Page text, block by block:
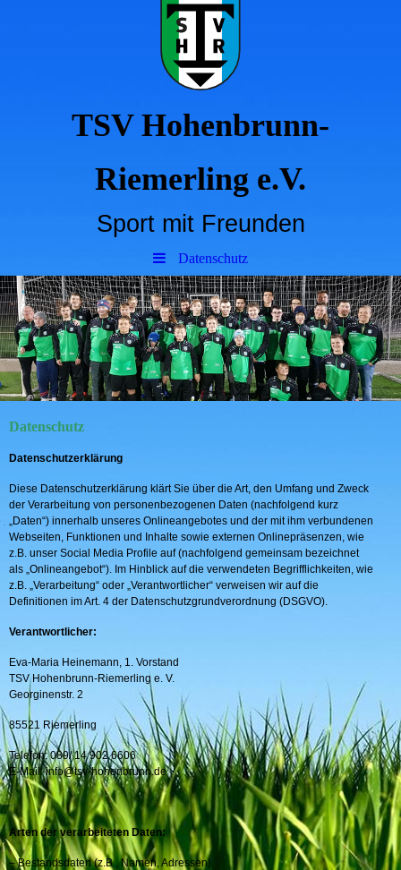
TSV Hohenbrunn-
Riemerling e.V.
Sport mit Freunden
Datenschutz
Datenschutz
Datenschutzerklärung
Diese Datenschutzerklärung klärt Sie über die Art, den Umfang und Zweck
der Verarbeitung von personenbezogenen Daten (nachfolgend kurz
„Daten“) innerhalb unseres Onlineangebotes und der mit ihm verbundenen
Webseiten, Funktionen und Inhalte sowie externen Onlinepräsenzen, wie
z.B. unser Social Media Profile auf (nachfolgend gemeinsam bezeichnet
als „Onlineangebot“). Im Hinblick auf die verwendeten Begrifflichkeiten, wie
z.B. „Verarbeitung“ oder „Verantwortlicher“ verweisen wir auf die
Definitionen im Art. 4 der Datenschutzgrundverordnung (DSGVO).
Verantwortlicher:
Eva-Maria Heinemann, 1. Vorstand
TSV Hohenbrunn-Riemerling e. V.
Georginenstr. 2
85521 Riemerling
Telefon: 089/ 14 902 6606
E-Mail: info@tsv-hohenbrunn.de
Arten der verarbeiteten Daten:
– Bestandsdaten (z.B., Namen, Adressen).